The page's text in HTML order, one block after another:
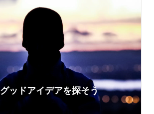
グッドアイデアを探そう